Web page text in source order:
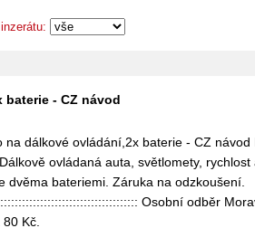
baterie - CZ návod
na dálkové ovládání,2x baterie - CZ
ovládaná auta, světlomety,
dvěma bateriemi. Záruka na odzkoušení.
Osobní odběr
Kč.